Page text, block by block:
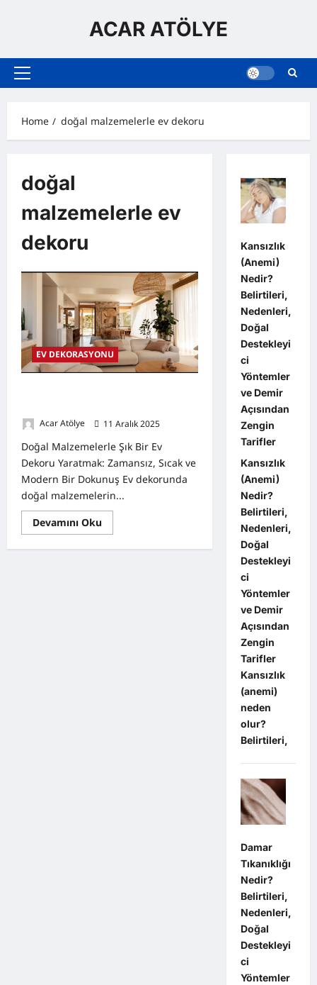
ACAR ATÖLYE
Primary
Home
doğal malzemelerle ev dekoru
doğal
malzemelerle ev
dekoru
EV DEKORASYONU
Acar Atölye
11 Aralık 2025
Doğal Malzemelerle Şık Bir Ev
Dekoru Yaratmak: Zamansız, Sıcak ve
Modern Bir Dokunuş Ev dekorunda
doğal malzemelerin...
Devamını Oku
more
Doğal
Kansızlık
(Anemi)
Nedir?
Belirtileri,
Nedenleri,
Doğal
Destekleyi
ci
Yöntemler
ve Demir
Açısından
Zengin
Tarifler
Kansızlık
(Anemi)
Nedir?
Belirtileri,
Nedenleri,
Doğal
Destekleyi
ci
Yöntemler
ve Demir
Açısından
Zengin
Tarifler
Kansızlık
(anemi)
neden
olur?
Belirtileri,
Damar
Tıkanıklığı
Nedir?
Belirtileri,
Nedenleri,
Doğal
Destekleyi
ci
Yöntemler